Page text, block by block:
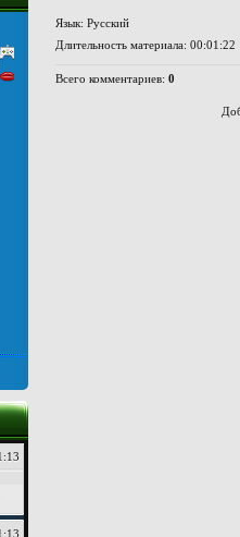
Язык: Русский
Длительность материала: 00:01:22
Всего комментариев: 0